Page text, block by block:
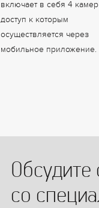
включает в себя 4
доступ к которым
осуществляется через
мобильное приложение.
со